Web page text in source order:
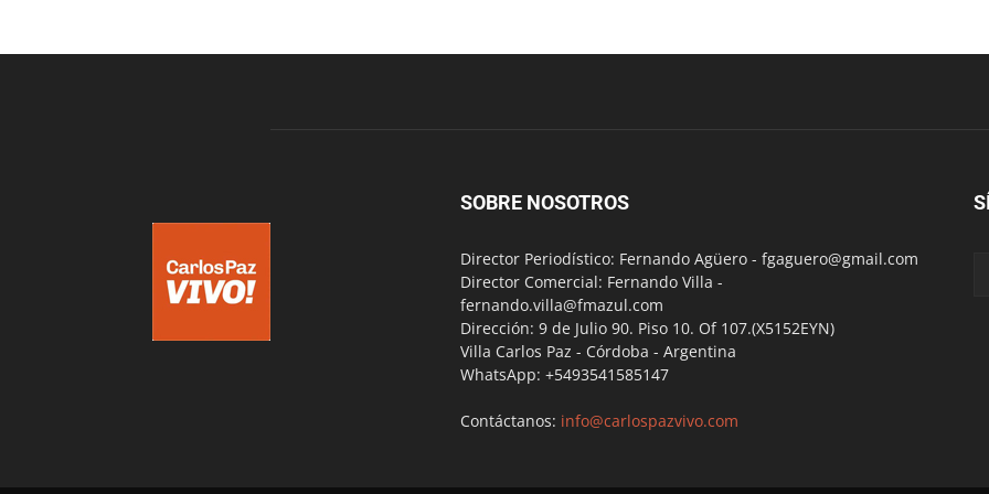
SOBRE NOSOTROS
Director Periodístico: Fernando Agüero - fgaguero@gmail.com
Director Comercial: Fernando Villa -
fernando.villa@fmazul.com
Dirección: 9 de Julio 90. Piso 10. Of 107.(X5152EYN)
Villa Carlos Paz - Córdoba - Argentina
WhatsApp: +5493541585147
Contáctanos: info@carlospazvivo.com